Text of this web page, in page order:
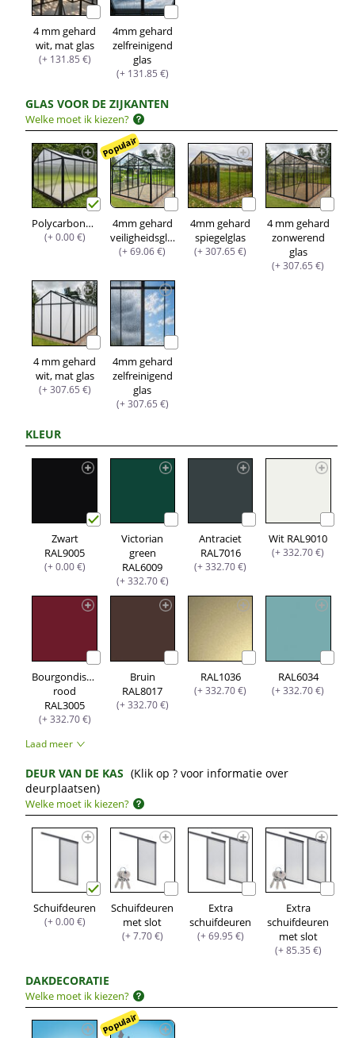
4 mm gehard
wit, mat glas
(+ 131.85 €)
4mm gehard
zelfreinigend
glas
(+ 131.85 €)
GLAS VOOR DE ZIJKANTEN
Welke moet ik kiezen?
Polycarbonaat
(+ 0.00 €)
4mm gehard
veiligheidsglas
(+ 69.06 €)
Populair
4mm gehard
spiegelglas
(+ 307.65 €)
4 mm gehard
zonwerend
glas
(+ 307.65 €)
4 mm gehard
wit, mat glas
(+ 307.65 €)
4mm gehard
zelfreinigend
glas
(+ 307.65 €)
KLEUR
Zwart
RAL9005
(+ 0.00 €)
Victorian
green
RAL6009
(+ 332.70 €)
Antraciet
RAL7016
(+ 332.70 €)
Wit RAL9010
(+ 332.70 €)
Bourgondisch
rood
RAL3005
(+ 332.70 €)
Bruin
RAL8017
(+ 332.70 €)
RAL1036
(+ 332.70 €)
RAL6034
(+ 332.70 €)
Laad meer
DEUR VAN DE KAS (Klik op ? voor informatie over
deurplaatsen)
Welke moet ik kiezen?
Schuifdeuren
(+ 0.00 €)
Schuifdeuren
met slot
(+ 7.70 €)
Extra
schuifdeuren
(+ 69.95 €)
Extra
schuifdeuren
met slot
(+ 85.35 €)
DAKDECORATIE
Welke moet ik kiezen?
Populair